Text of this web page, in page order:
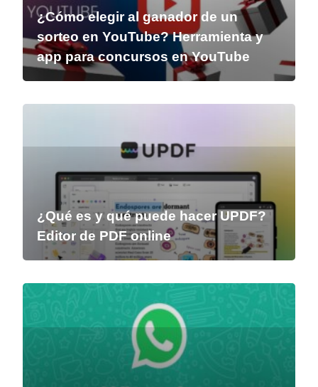
¿Cómo elegir al ganador de un
sorteo en YouTube? Herramienta y
app para concursos en YouTube
¿Qué es y qué puede hacer UPDF?
Editor de PDF online